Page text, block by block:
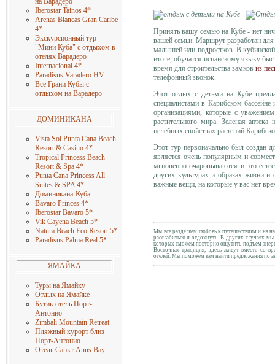
Iberostar Tainos 4*
Arenas Blancas Gran Caribe
4*
Экскурсионный тур
"Мини Куба" с отдыхом в
отелях Варадеро
Internacional 4*
Paradisus Varadero HV
Все Грани Кубы с
отдыхом на Варадеро
ДОМИНИКАНА
Vista Sol Punta Cana Beach
Resort & Casino 4*
Tropical Princess Beach
Resort & Spa 4*
Punta Cana Princess All
Suites & SPA 4*
Доминикана-Куба
Bavaro Princes 4*
Iberostar Bavaro 5*
Vik Cayena Beach 5*
Natura Beach Eco Resort 5*
Paradisus Palma Real 5*
ЯМАЙКА
Туры на Ямайку
Отдых на Ямайке
Бутик отель Порт-
Антонио
Zimbali Mountain Retreat
Пляжный курорт близ
Порт-Антонио
Отель Санкт Anns Bay
Принять вашу семью на Кубе - нет
вашей семьи. Маршрут разработан для
малышей или подростков. В
итоге, обучатся испанскому языку
время для строительства замковиз
телефонный звонок.
Этот отдых с детьми на Кубе
специалистами в Карибском
организациями, которые с
растительного мира. Зеленая
целебных свойствах растений
Этот тур первоначально был создан
является очень популярным и
мгновенно очаровываются и это
других культурах и образах жизни
важные вещи, на которые у вас нет
Мы все разделяем любовь к путешествиям и на
расслабиться и отдохнуть. В других случаях
которых сможем повторно ощутить подъем
Восточная традиция, здесь живут вместе со
отелей. Мы поможем вам найти предложения по